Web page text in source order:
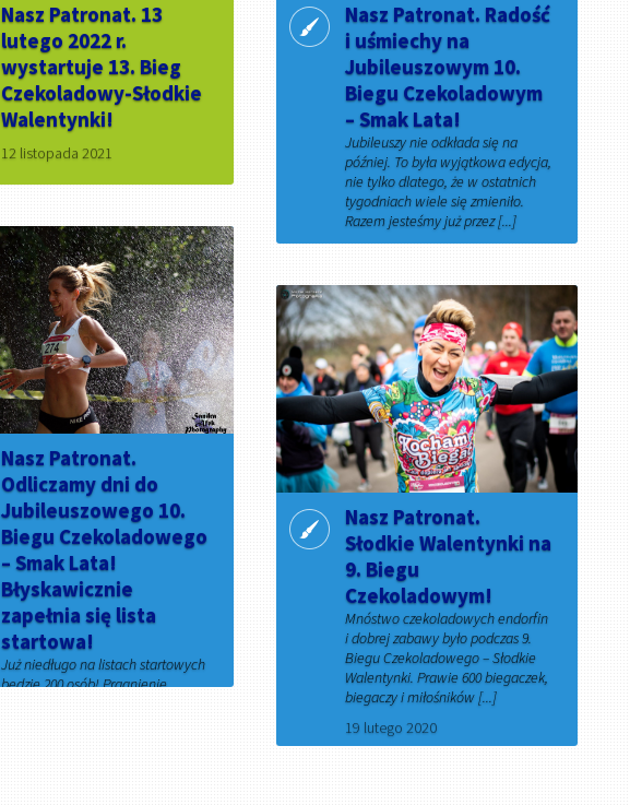
Nasz Patronat. 13
lutego 2022 r.
wystartuje 13. Bieg
Czekoladowy-Słodkie
Walentynki!
12 listopada 2021
Nasz Patronat. Radość
i uśmiechy na
Jubileuszowym 10.
Biegu Czekoladowym
– Smak Lata!
Jubileuszy nie odkłada się na
później. To była wyjątkowa edycja,
nie tylko dlatego, że w ostatnich
tygodniach wiele się zmieniło.
Razem jesteśmy już przez [...]
Nasz Patronat.
Odliczamy dni do
Jubileuszowego 10.
Biegu Czekoladowego
– Smak Lata!
Błyskawicznie
zapełnia się lista
startowa!
Już niedługo na listach startowych
będzie 200 osób! Pragnienie
Nasz Patronat.
Słodkie Walentynki na
9. Biegu
Czekoladowym!
Mnóstwo czekoladowych endorfin
i dobrej zabawy było podczas 9.
Biegu Czekoladowego – Słodkie
Walentynki. Prawie 600 biegaczek,
biegaczy i miłośników [...]
19 lutego 2020